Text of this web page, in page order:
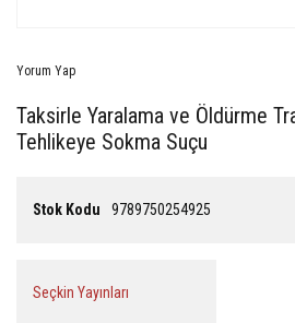
Yorum Yap
Taksirle Yaralama ve Öldürme
Tehlikeye Sokma Suçu
Stok Kodu 9789750254925
Seçkin Yayınları